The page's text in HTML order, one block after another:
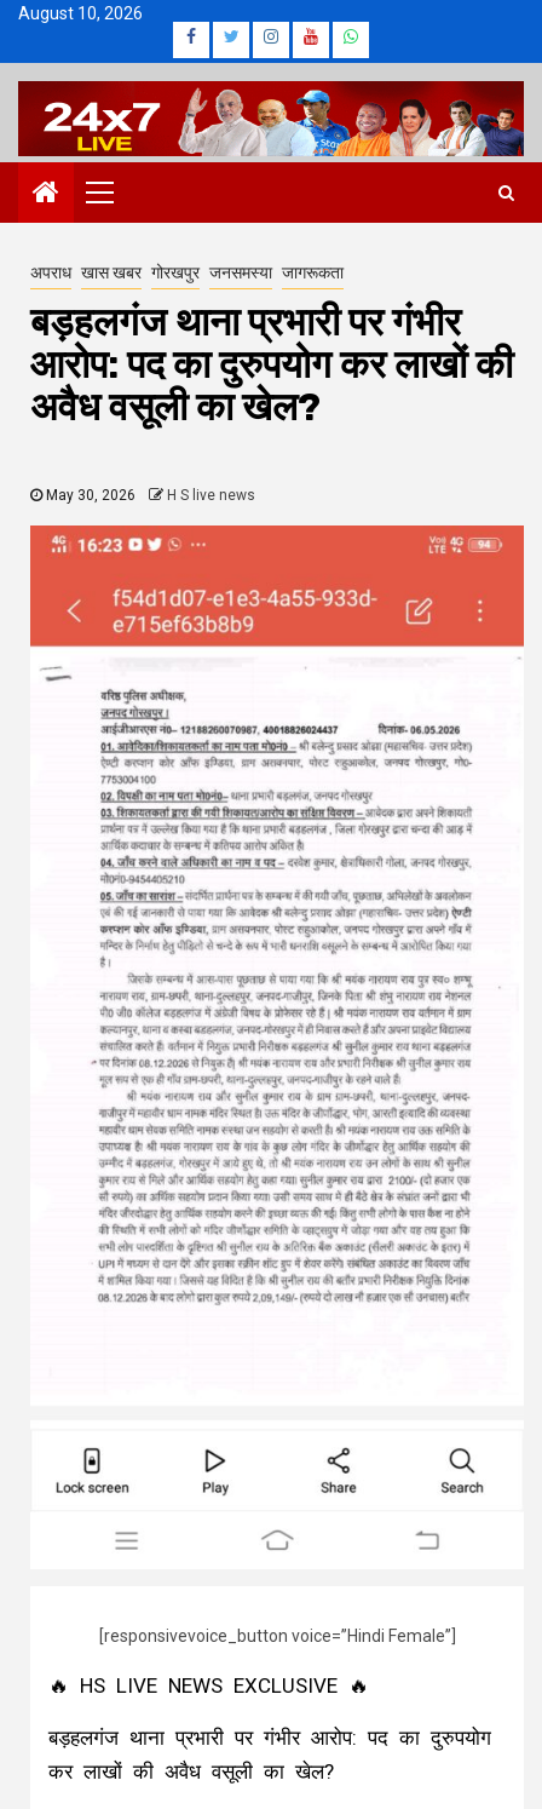
Skip
content
August 10, 2026
Facebook
TwitterInstagram
YoutubeWhatsapp
Primary
Menu
अपराध खास खबर गोरखपुर जनसमस्या जागरूकता
बड़हलगंज थाना प्रभारी पर गंभीर
आरोप: पद का दुरुपयोग कर लाखों की
अवैध वसूली का खेल?
May 30, 2026 H S live news
[responsivevoice_button voice=”Hindi Female”]
🔥 HS LIVE NEWS EXCLUSIVE 🔥
बड़हलगंज थाना प्रभारी पर गंभीर आरोप: पद का दुरुपयोग
कर लाखों की अवैध वसूली का खेल?